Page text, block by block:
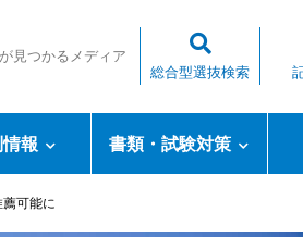
見つかるメディア
総合型選抜検索
報 書類・試験対策
可能に